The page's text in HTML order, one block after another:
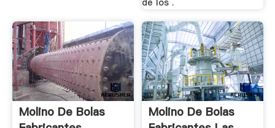
Molino De Bolas
Molino De Bolas